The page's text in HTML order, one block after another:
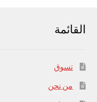
القائمة
تسوق
من نحن